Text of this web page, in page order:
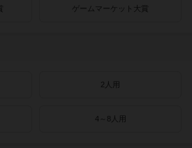
ゲームマーケット大賞
2人用
4～8人用